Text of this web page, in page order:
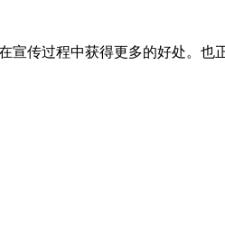
传过程中获得更多的好处。也